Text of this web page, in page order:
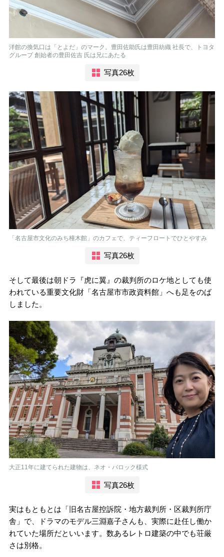
洋館の換気口は「とよだ」のマーク。豊田佐助氏は豊田紡織 社長で、トヨタ
グループ 創始者の豊田佐吉 氏は兄にあたる
写真26枚
「名古屋市文化のみち橦木館」のカフェで、ティーフロートでひとやすみ
写真26枚
そして最後は朝ドラ『虎に翼』の裁判所のロケ地としても使
われている重要文化財「名古屋市市政資料館」へも足をのば
しました。
大正11年に建てられた建物は、ネオ・バロック様式
写真26枚
実はもともとは「旧名古屋控訴院・地方裁判所・区裁判所庁
舎」で、ドラマのモデル三淵嘉子さんも、実際に赴任し働か
れていた場所だといいます。数あるレトロ建築の中でも荘厳
さは別格。